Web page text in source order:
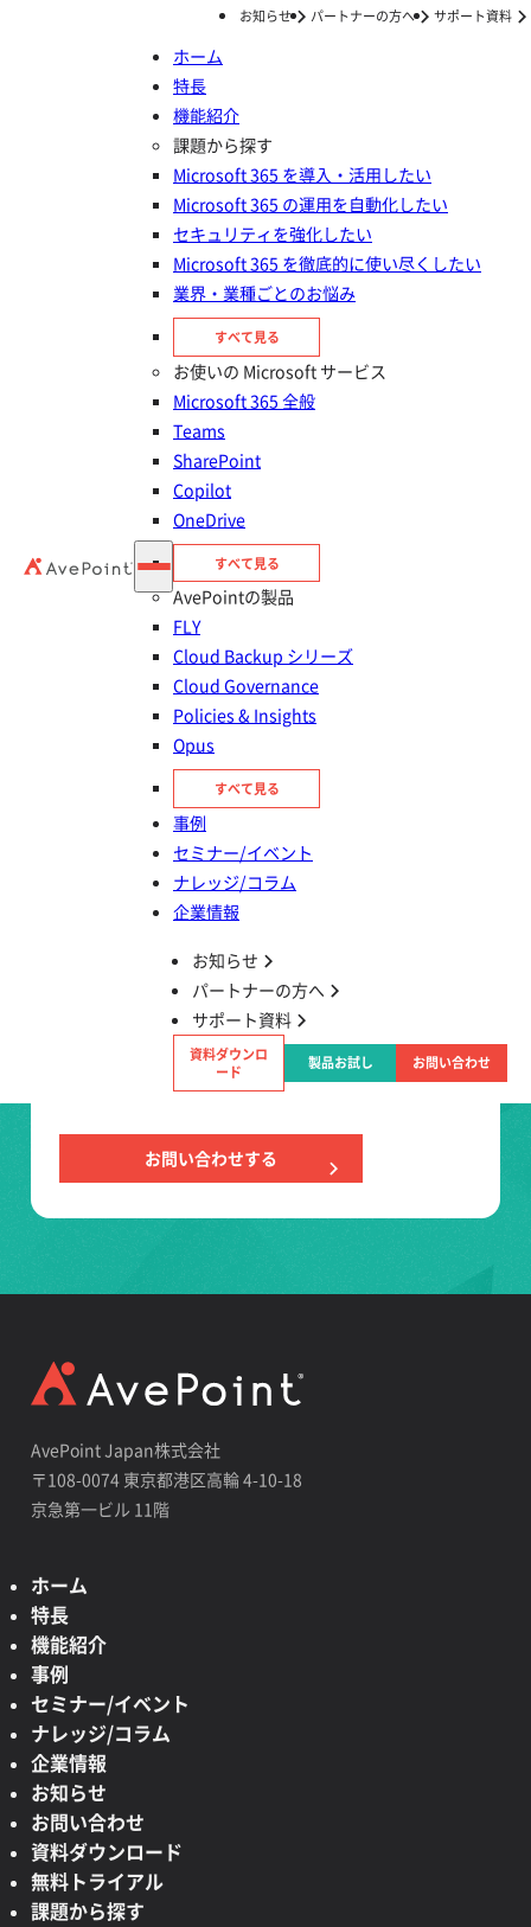
お知らせ パートナーの方へ サポート資料
ホーム
特長
機能紹介
課題から探す
Microsoft 365 を導入・活用したい
Microsoft 365 の運用を自動化したい
セキュリティを強化したい
Microsoft 365 を徹底的に使い尽くしたい
業界・業種ごとのお悩み
すべて見る
お使いの Microsoft サービス
Microsoft 365 全般
Teams
SharePoint
Copilot
OneDrive
すべて見る
AvePointの製品
FLY
Cloud Backup シリーズ
Cloud Governance
Policies & Insights
Opus
すべて見る
事例
セミナー/イベント
ナレッジ/コラム
企業情報
お知らせ
パートナーの方へ
サポート資料
資料ダウンロ
ード
製品お試し お問い合わせ
ナレッジ/コラム
Cloud Management
2025年12月09日
Cloud Management (監査ログ) 設定手順書
AvePointの製品を
30日間無料で
お試しいただけます
今すぐ申し込む
お問い合わせ
貴社のご利用目的・予算に合わせて
最適なご提案をいたします。
お問い合わせする
AvePoint Japan株式会社
〒108-0074 東京都港区高輪 4-10-18
京急第一ビル 11階
ホーム
特長
機能紹介
事例
セミナー/イベント
ナレッジ/コラム
企業情報
お知らせ
お問い合わせ
資料ダウンロード
無料トライアル
課題から探す